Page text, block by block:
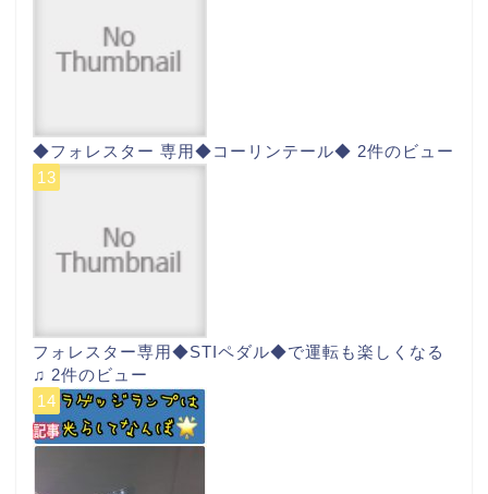
◆フォレスター 専用◆コーリンテール◆ 2件のビュー
フォレスター専用◆STIペダル◆で運転も楽しくなる
♫ 2件のビュー